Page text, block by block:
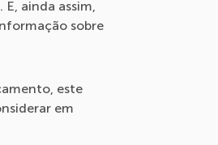
ainda assim,
sobre
este
em